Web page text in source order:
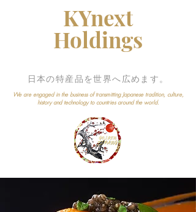
KYnext
Holdings
​日本の特産品を世界へ広めます。
We are engaged in the business of transmitting Japanese tradition, culture,
history and technology to countries around the world.